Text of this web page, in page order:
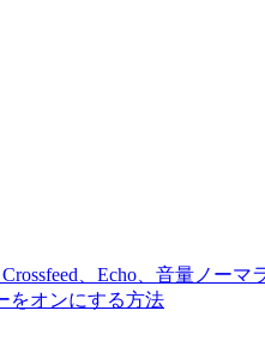
、Echo、音量ノー
をオンにする方法